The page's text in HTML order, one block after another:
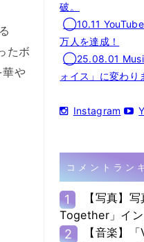
たボ
華や
破。
◯10.11 YouTube
万人を達成！
◯25.08.01
ォイス」に変わり
Instagram
コメントラン
1
【写真】
Together」イン
2
【音楽】